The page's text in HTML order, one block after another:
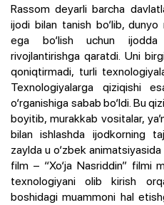
Rassom deyarli barcha
ijodi bilan tanish bo‘lib, dunyo
ega bo‘lish uchun ijodda
rivojlantirishga qaratdi. Uni
qoniqtirmadi, turli
Texnologiyalarga qiziqishi
o‘rganishiga sabab bo‘ldi. Bu
boyitib, murakkab vositalar,
bilan ishlashda ijodkorning
zaylda u o‘zbek
film – “Xo‘ja Nasriddin” filmi
texnologiyani olib kirish
boshidagi muammoni hal